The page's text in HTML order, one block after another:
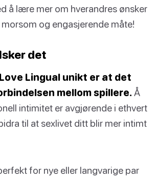
å lære mer om hverandres ønsker
og engasjerende måte!
det
Lingual unikt er at det
mellom spillere. Å
intimitet er avgjørende i ethvert
til at sexlivet ditt blir mer intimt
for nye eller langvarige par